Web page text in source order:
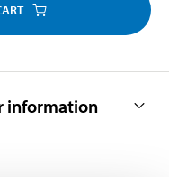
information